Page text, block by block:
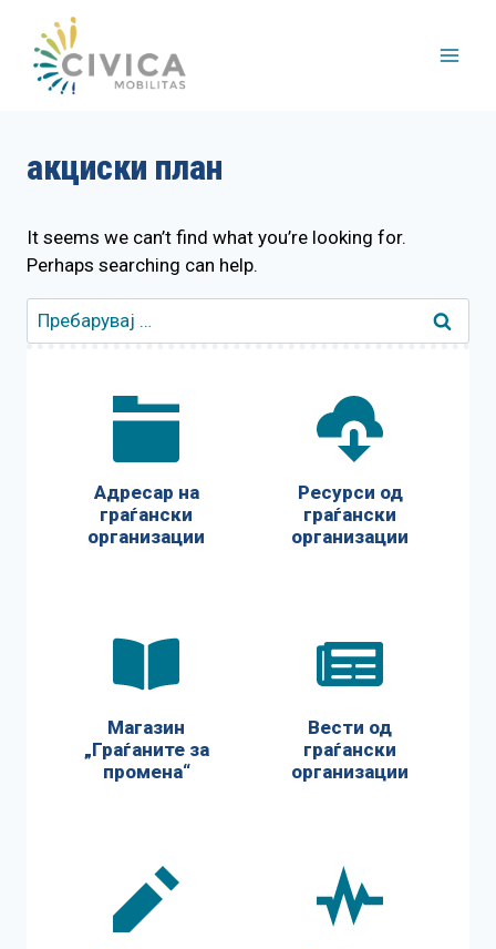
content
акциски план
It seems we can’t find what you’re looking for.
Perhaps searching can help.
Пребарувај
за:
Адресар на
граѓански
организации
Ресурси од
граѓански
организации
Магазин
„Граѓаните за
промена“
Вести од
граѓански
организации